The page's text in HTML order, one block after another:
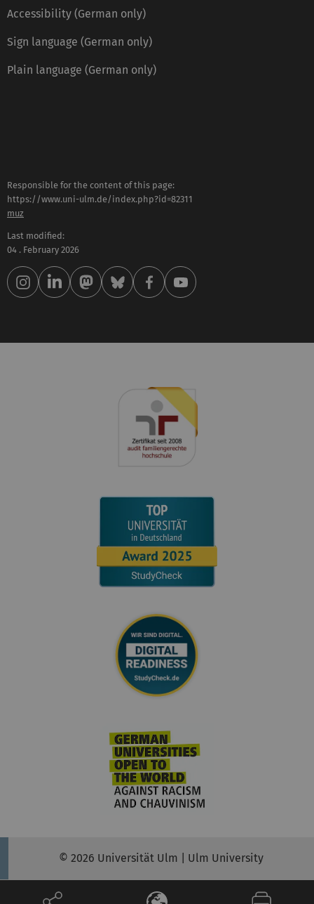
Accessibility (German only)
Sign language (German only)
Plain language (German only)
Responsible for the content of this page:
https://www.uni-ulm.de/index.php?id=82311
muz
Last modified:
04 . February 2026
© 2026 Universität Ulm | Ulm University